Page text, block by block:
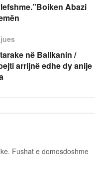
Abazi
në Ballkanin /
arrijnë edhe dy anije
Fushat e domosdoshme